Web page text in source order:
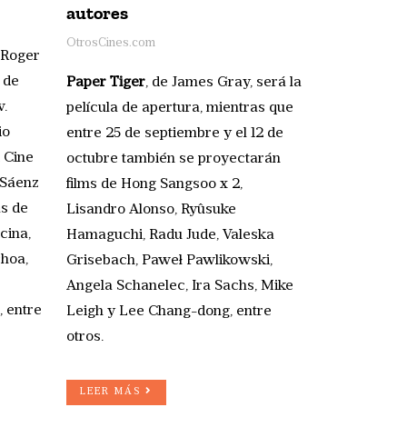
Cine
de
entre
autores
OtrosCines.com
Paper Tiger, de James Gray, será la
película de apertura, mientras que
entre 25 de septiembre y el 12 de
octubre también se proyectarán
films de Hong Sangsoo x 2,
Lisandro Alonso, Ryûsuke
Hamaguchi, Radu Jude, Valeska
Grisebach, Paweł Pawlikowski,
Angela Schanelec, Ira Sachs, Mike
Leigh y Lee Chang-dong, entre
otros.
LEER MÁS